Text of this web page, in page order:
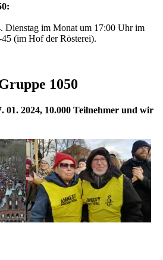
Dienstag im Monat um 17:00 Uhr im
(im Hof der Rösterei).
1050
01. 2024, 10.000 Teilnehmer und wir